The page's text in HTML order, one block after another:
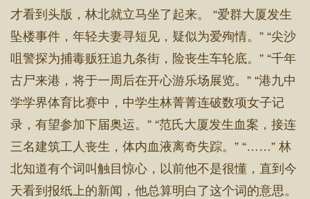
才看到头版，林北就立马坐了起来。 “爱群大厦发生
坠楼事件，年轻夫妻寻短见，疑似为爱殉情。” “尖沙
咀警探为捕毒贩狂追九条街，险丧生车轮底。” “千年
古尸来港，将于一周后在开心游乐场展览。” “港九中
学学界体育比赛中，中学生林菁菁连破数项女子记
录，有望参加下届奥运。” “范氏大厦发生血案，接连
三名建筑工人丧生，体内血液离奇失踪。” “……” 林
北知道有个词叫触目惊心，以前他不是很懂，直到今
天看到报纸上的新闻，他总算明白了这个词的意思。